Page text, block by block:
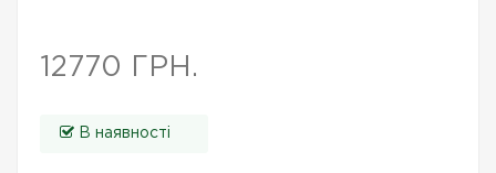
12770 ГРН.
В наявності